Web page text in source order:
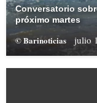
Conversatorio
próximo martes
© Barinoticias julio